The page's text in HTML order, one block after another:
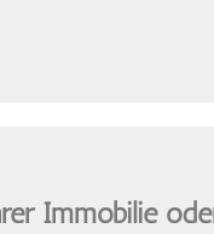
Immobilie